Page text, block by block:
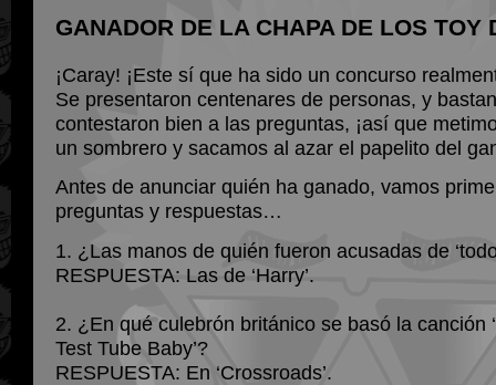
GANADOR DE LA CHAPA DE LOS TOY
¡Caray! ¡Este sí que ha sido un concurso
Se presentaron centenares de personas, y
contestaron bien a las preguntas, ¡así que
un sombrero y sacamos al azar el papelito del
Antes de anunciar quién ha ganado, vamos
preguntas y respuestas…
1. ¿Las manos de quién fueron acusadas de
RESPUESTA: Las de ‘Harry’.
2. ¿En qué culebrón británico se basó la canción
Test Tube Baby’?
RESPUESTA: En ‘Crossroads’.